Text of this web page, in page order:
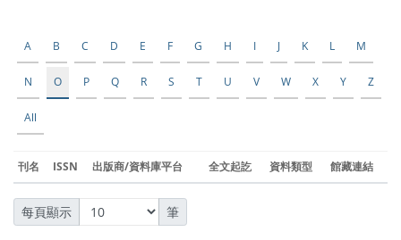
A B C D E F G H I J K L M
N O P Q R S T U V W X Y Z
All
刊名 ISSN 出版商/資料庫平台 全文起訖 資料類型 館藏連結
每頁顯示 筆